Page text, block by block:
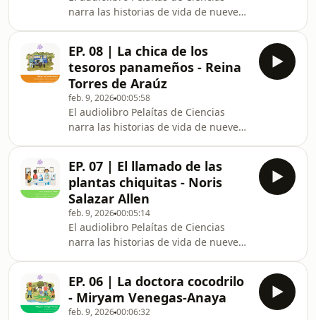
narra las historias de vida de nueve
logros, el libro busca crear referentes
femeninos en la ciencia para el
público infantil —especialmente para
las niñas—, invitándolas a soñar e
imaginarse como futuras
científicas.Esta producción sonora ha
sido apoyada por el Centro Cultural
de España e
EP. 08 | La chica de los
tesoros panameños - Reina
Torres de Araúz
feb. 9, 202600:05:58
El audiolibro Pelaítas de Ciencias
narra las historias de vida de nueve
logros, el libro busca crear referentes
femeninos en la ciencia para el
público infantil —especialmente para
las niñas—, invitándolas a soñar e
imaginarse como futuras
científicas.Esta producción sonora ha
sido apoyada por el Centro Cultural
de España e
EP. 07 | El llamado de las
plantas chiquitas - Noris
Salazar Allen
feb. 9, 202600:05:14
El audiolibro Pelaítas de Ciencias
narra las historias de vida de nueve
logros, el libro busca crear referentes
femeninos en la ciencia para el
público infantil —especialmente para
EP. 06 | La doctora cocodrilo
- Miryam Venegas-Anaya
feb. 9, 202600:06:32